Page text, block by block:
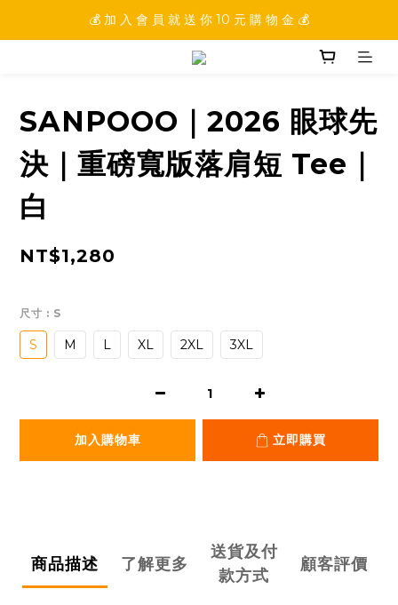
💰 加 入 會 員 就 送 你 10 元 購 物 金 💰
💰 加 入 會 員 就 送 你 10 元 購 物 金 💰
💰 填 寫 完 整 會 員 資 訊 再 送 點 數 22222 點 💰
SANPOOO｜2026 眼球先
決｜重磅寬版落肩短 Tee｜
白
NT$1,280
尺寸 : S
S M L XL 2XL 3XL
加入購物車 立即購買
商品描述 了解更多
送貨及付
款方式
顧客評價